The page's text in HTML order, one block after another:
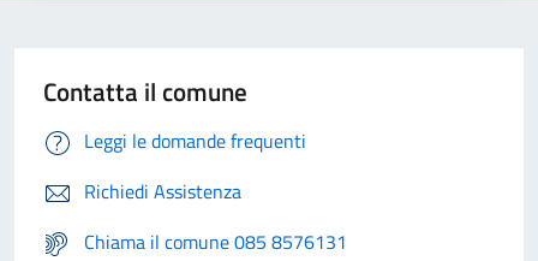
Contatta il comune
Leggi le domande frequenti
Richiedi Assistenza
Chiama il comune 085 8576131